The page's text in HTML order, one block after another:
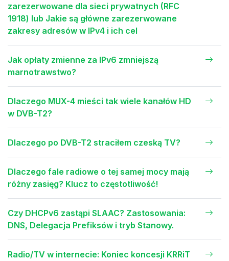
zarezerwowane dla sieci prywatnych (RFC
1918) lub Jakie są główne zarezerwowane
zakresy adresów w IPv4 i ich cel
Jak opłaty zmienne za IPv6 zmniejszą
marnotrawstwo?
Dlaczego MUX-4 mieści tak wiele kanałów HD
w DVB-T2?
Dlaczego po DVB-T2 straciłem czeską TV?
Dlaczego fale radiowe o tej samej mocy mają
różny zasięg? Klucz to częstotliwość!
Czy DHCPv6 zastąpi SLAAC? Zastosowania:
DNS, Delegacja Prefiksów i tryb Stanowy.
Radio/TV w internecie: Koniec koncesji KRRiT